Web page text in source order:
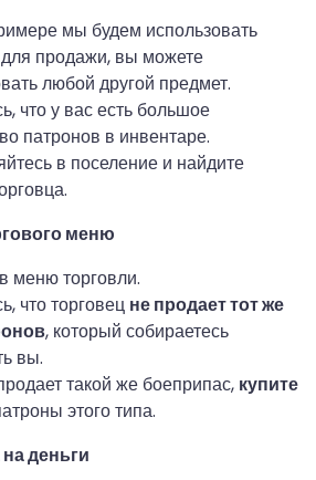
мы будем использовать
продажи, вы можете
любой другой предмет.
что у вас есть большое
патронов в инвентаре.
в поселение и найдите
меню
меню торговли.
что торговец не продает тот же
, который собираетесь
вы.
такой же боеприпас, купите
этого типа.
деньги